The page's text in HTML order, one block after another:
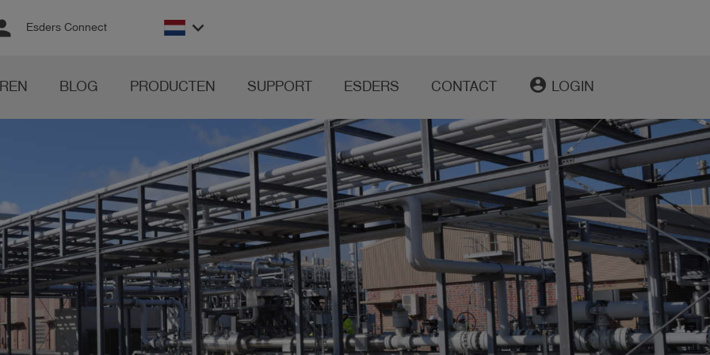
Esders Connect keyboard_arrow_down
BLOG PRODUCTEN SUPPORT ESDERS CONTACT account_circle LOGIN